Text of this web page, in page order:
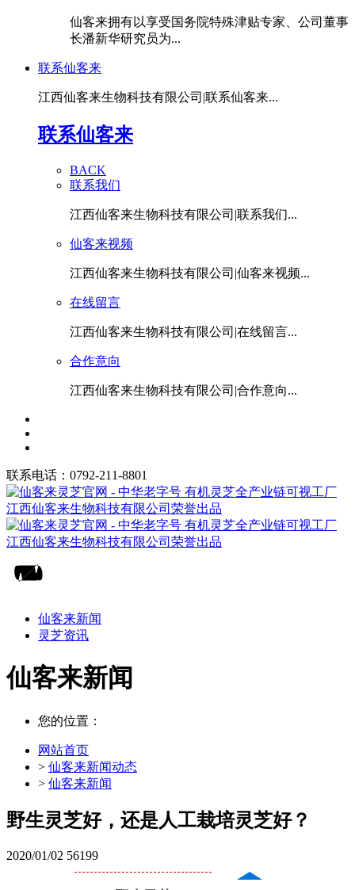
仙客来拥有以享受国务院特殊津贴专家、公司董事
长潘新华研究员为...
联系仙客来
江西仙客来生物科技有限公司|联系仙客来...
联系仙客来
BACK
联系我们
江西仙客来生物科技有限公司|联系我们...
仙客来视频
江西仙客来生物科技有限公司|仙客来视频...
在线留言
江西仙客来生物科技有限公司|在线留言...
合作意向
江西仙客来生物科技有限公司|合作意向...
联系电话：0792-211-8801
仙客来新闻
灵芝资讯
仙客来新闻
您的位置：
网站首页
> 仙客来新闻动态
> 仙客来新闻
野生灵芝好，还是人工栽培灵芝好？
2020/01/02 56199